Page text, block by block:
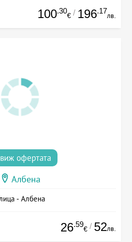
100.30
€ / 196.17
лв.
виж офертата
Албена
- Албена
26.59
€ / 52лв.